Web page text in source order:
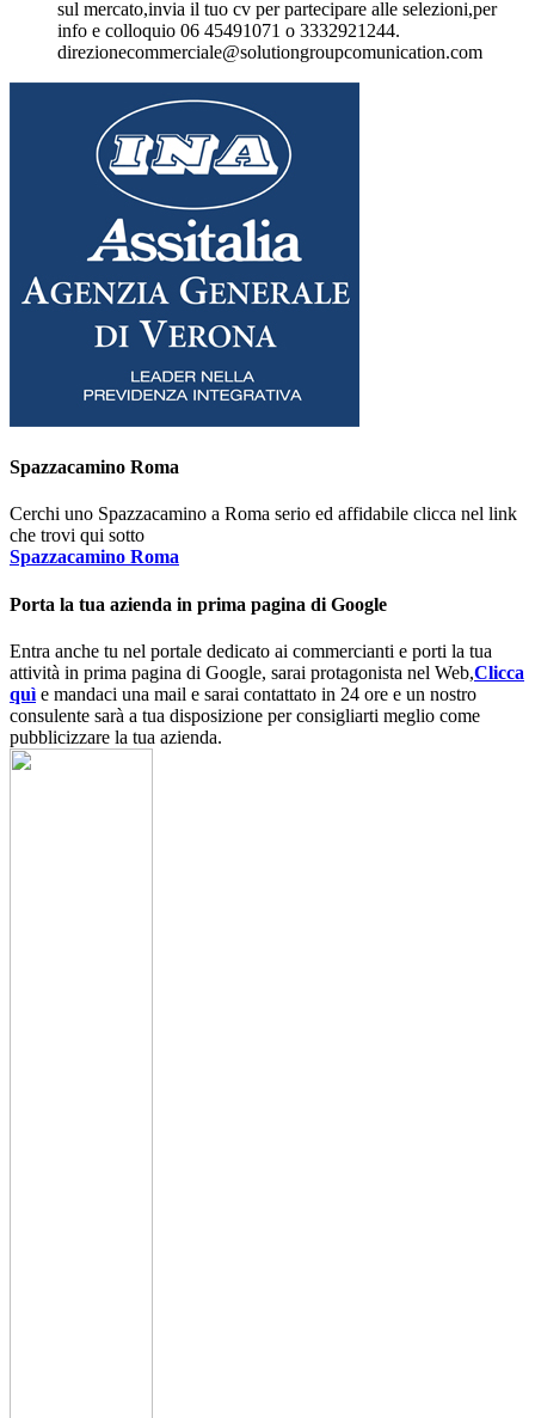
sul mercato,invia il tuo cv per partecipare alle selezioni,per
info e colloquio 06 45491071 o 3332921244.
direzionecommerciale@solutiongroupcomunication.com
Spazzacamino Roma
Cerchi uno Spazzacamino a Roma serio ed affidabile clicca nel link
che trovi qui sotto
Spazzacamino Roma
Porta la tua azienda in prima pagina di Google
Entra anche tu nel portale dedicato ai commercianti e porti la tua
attività in prima pagina di Google, sarai protagonista nel Web,Clicca
quì e mandaci una mail e sarai contattato in 24 ore e un nostro
consulente sarà a tua disposizione per consigliarti meglio come
pubblicizzare la tua azienda.